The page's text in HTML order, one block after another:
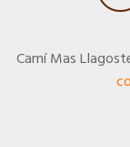
Camí Mas